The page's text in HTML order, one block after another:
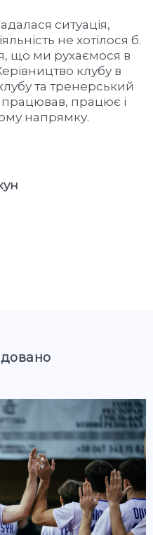
ситуація,
не хотілося б.
що ми рухаємося в
клубу в
та тренерський
працював, працює і
напрямку.